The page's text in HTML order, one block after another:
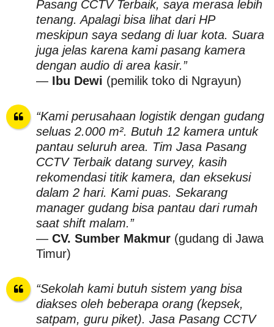
Pasang CCTV Terbaik, saya merasa lebih
tenang. Apalagi bisa lihat dari HP
meskipun saya sedang di luar kota. Suara
juga jelas karena kami pasang kamera
dengan audio di area kasir.”
— Ibu Dewi (pemilik toko di Ngrayun)
“Kami perusahaan logistik dengan gudang
seluas 2.000 m². Butuh 12 kamera untuk
pantau seluruh area. Tim Jasa Pasang
CCTV Terbaik datang survey, kasih
rekomendasi titik kamera, dan eksekusi
dalam 2 hari. Kami puas. Sekarang
manager gudang bisa pantau dari rumah
saat shift malam.”
— CV. Sumber Makmur(gudang di Jawa
Timur)
“Sekolah kami butuh sistem yang bisa
diakses oleh beberapa orang (kepsek,
satpam, guru piket). Jasa Pasang CCTV